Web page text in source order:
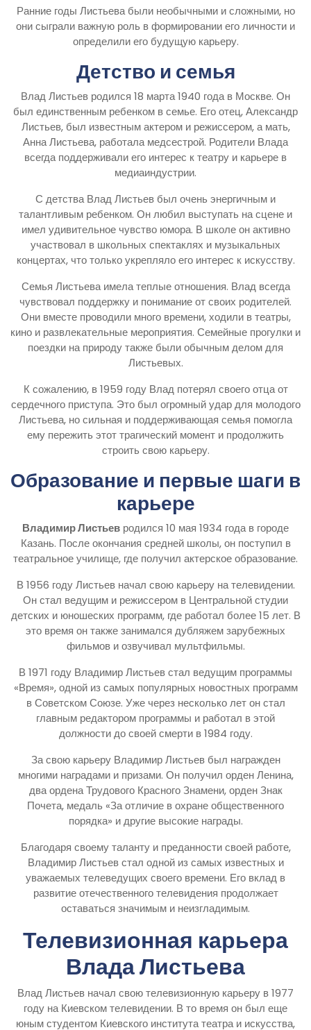
Ранние годы Листьева были необычными и сложными, но
они сыграли важную роль в формировании его личности и
определили его будущую карьеру.
Детство и семья
Влад Листьев родился 18 марта 1940 года в Москве. Он
был единственным ребенком в семье. Его отец, Александр
Листьев, был известным актером и режиссером, а мать,
Анна Листьева, работала медсестрой. Родители Влада
всегда поддерживали его интерес к театру и карьере в
медиаиндустрии.
С детства Влад Листьев был очень энергичным и
талантливым ребенком. Он любил выступать на сцене и
имел удивительное чувство юмора. В школе он активно
участвовал в школьных спектаклях и музыкальных
концертах, что только укрепляло его интерес к искусству.
Семья Листьева имела теплые отношения. Влад всегда
чувствовал поддержку и понимание от своих родителей.
Они вместе проводили много времени, ходили в театры,
кино и развлекательные мероприятия. Семейные прогулки и
поездки на природу также были обычным делом для
Листьевых.
К сожалению, в 1959 году Влад потерял своего отца от
сердечного приступа. Это был огромный удар для молодого
Листьева, но сильная и поддерживающая семья помогла
ему пережить этот трагический момент и продолжить
строить свою карьеру.
Образование и первые шаги в
карьере
Владимир Листьев родился 10 мая 1934 года в городе
Казань. После окончания средней школы, он поступил в
театральное училище, где получил актерское образование.
В 1956 году Листьев начал свою карьеру на телевидении.
Он стал ведущим и режиссером в Центральной студии
детских и юношеских программ, где работал более 15 лет. В
это время он также занимался дубляжем зарубежных
фильмов и озвучивал мультфильмы.
В 1971 году Владимир Листьев стал ведущим программы
«Время», одной из самых популярных новостных программ
в Советском Союзе. Уже через несколько лет он стал
главным редактором программы и работал в этой
должности до своей смерти в 1984 году.
За свою карьеру Владимир Листьев был награжден
многими наградами и призами. Он получил орден Ленина,
два ордена Трудового Красного Знамени, орден Знак
Почета, медаль «За отличие в охране общественного
порядка» и другие высокие награды.
Благодаря своему таланту и преданности своей работе,
Владимир Листьев стал одной из самых известных и
уважаемых телеведущих своего времени. Его вклад в
развитие отечественного телевидения продолжает
оставаться значимым и неизгладимым.
Телевизионная карьера
Влада Листьева
Влад Листьев начал свою телевизионную карьеру в 1977
году на Киевском телевидении. В то время он был еще
юным студентом Киевского института театра и искусства,